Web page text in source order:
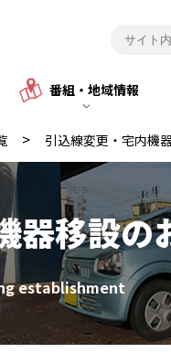
番組・地域情報
> 引込線変更・宅内機
器移設の
establishment